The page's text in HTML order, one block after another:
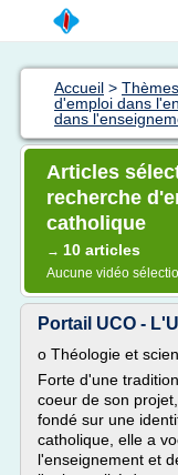
Accueil >
d'emploi dans
dans
Articles
recherche
catholique
→ 10 articles
Aucune vidéo
Portail UCO -
o Théologie et
Forte d'une
coeur de son
fondé sur une
catholique, elle a
l'enseignement et